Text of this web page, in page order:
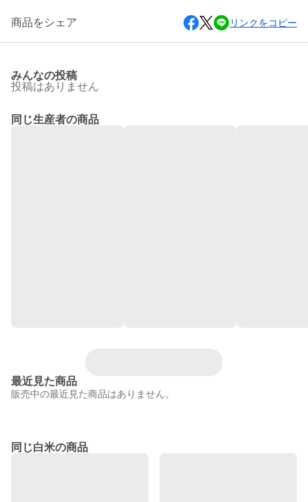
商品をシェア リンクをコピー
みんなの投稿
投稿はありません
同じ生産者の商品
最近見た商品
販売中の最近見た商品はありません。
同じ白米の商品